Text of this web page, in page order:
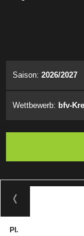
Saison: 2026/2027
Wettbewerb: bfv-
Pl.